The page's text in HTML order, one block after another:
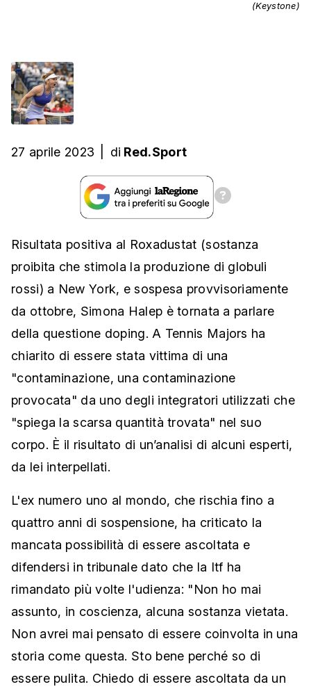
(Keystone)
27 aprile 2023 di Red.Sport
Risultata positiva al Roxadustat (sostanza
proibita che stimola la produzione di globuli
rossi) a New York, e sospesa provvisoriamente
da ottobre, Simona Halep è tornata a parlare
della questione doping. A Tennis Majors ha
chiarito di essere stata vittima di una
"contaminazione, una contaminazione
provocata" da uno degli integratori utilizzati che
"spiega la scarsa quantità trovata" nel suo
corpo. È il risultato di un’analisi di alcuni esperti,
da lei interpellati.
L'ex numero uno al mondo, che rischia fino a
quattro anni di sospensione, ha criticato la
mancata possibilità di essere ascoltata e
difendersi in tribunale dato che la Itf ha
rimandato più volte l'udienza: "Non ho mai
assunto, in coscienza, alcuna sostanza vietata.
Non avrei mai pensato di essere coinvolta in una
storia come questa. Sto bene perché so di
essere pulita. Chiedo di essere ascoltata da un